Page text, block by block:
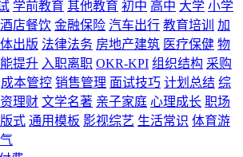
学前教育 其他教育 初中 高中 大学 小学
酒店餐饮 金融保险 汽车出行 教育培训
加
出版 法律法务 房地产建筑 医疗保健 物
提升 入职离职 OKR-KPI 组织结构 采购
成本管控 销售管理 面试技巧 计划总结 综
理财 文学名著 亲子家庭 心理成长 职场
式 通用模板 影视综艺 生活常识 体育游